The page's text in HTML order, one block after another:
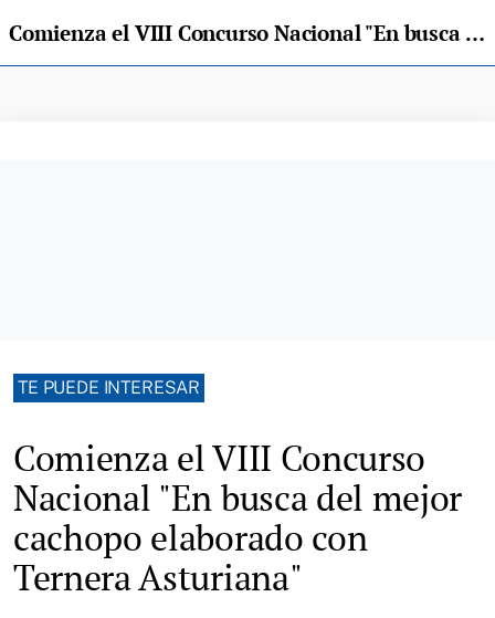
Comienza el VIII Concurso Nacional "En busca del mejor cachopo elaborado con Ternera Asturiana"
TE PUEDE INTERESAR
Comienza el VIII Concurso
Nacional "En busca del mejor
cachopo elaborado con
Ternera Asturiana"